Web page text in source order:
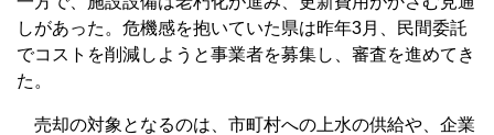
しがあった。危機感を抱いていた県は昨年3月、民間委託
でコストを削減しようと事業者を募集し、審査を進めてき
た。
売却の対象となるのは、市町村への上水の供給や、企業